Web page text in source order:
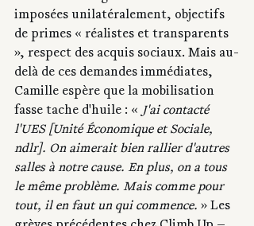
imposées unilatéralement, objectifs
de primes « réalistes et transparents
», respect des acquis sociaux. Mais au-
delà de ces demandes immédiates,
Camille espère que la mobilisation
fasse tache d'huile : « J'ai contacté
l'UES [Unité Économique et Sociale,
ndlr]. On aimerait bien rallier d'autres
salles à notre cause. En plus, on a tous
le même problème. Mais comme pour
tout, il en faut un qui commence. » Les